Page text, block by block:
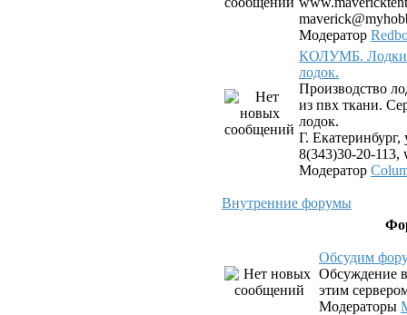
Модератор
КОЛУМБ. Лодки
лодок.
Производство
из пвх ткани.
лодок.
Г. Екатеринбург,
8(343)30-20-113,
Модератор
Внутренние форумы
Обсудим
Обсуждение
этим
Модераторы